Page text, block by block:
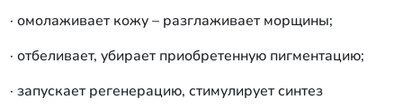
· омолаживает кожу – разглаживает морщины;
· отбеливает, убирает приобретенную пигментацию;
· запускает регенерацию, стимулирует синтез